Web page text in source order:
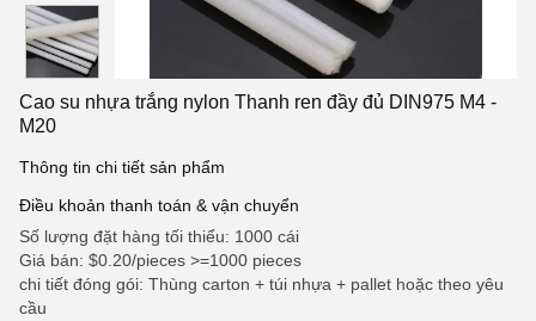
Cao su nhựa trắng nylon Thanh ren đầy đủ DIN975 M4 -
M20
Thông tin chi tiết sản phẩm
Điều khoản thanh toán & vận chuyển
Số lượng đặt hàng tối thiểu: 1000 cái
Giá bán: $0.20/pieces >=1000 pieces
chi tiết đóng gói: Thùng carton + túi nhựa + pallet hoặc theo yêu
cầu